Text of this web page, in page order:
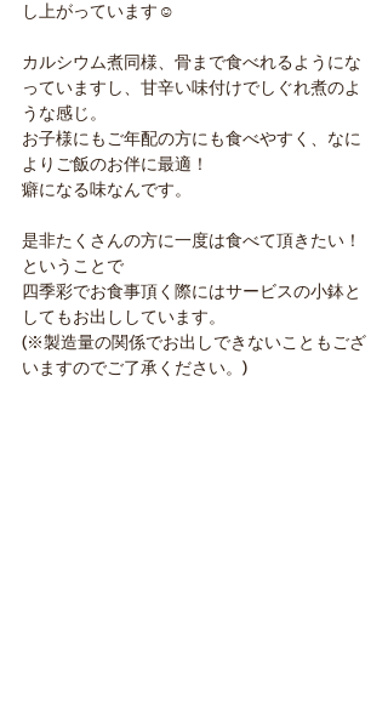
し上がっています☺
カルシウム煮同様、骨まで食べれるようにな
っていますし、甘辛い味付けでしぐれ煮のよ
うな感じ。
お子様にもご年配の方にも食べやすく、なに
よりご飯のお伴に最適！
癖になる味なんです。
是非たくさんの方に一度は食べて頂きたい！
ということで
四季彩でお食事頂く際にはサービスの小鉢と
してもお出ししています。
(※製造量の関係でお出しできないこともござ
いますのでご了承ください。)